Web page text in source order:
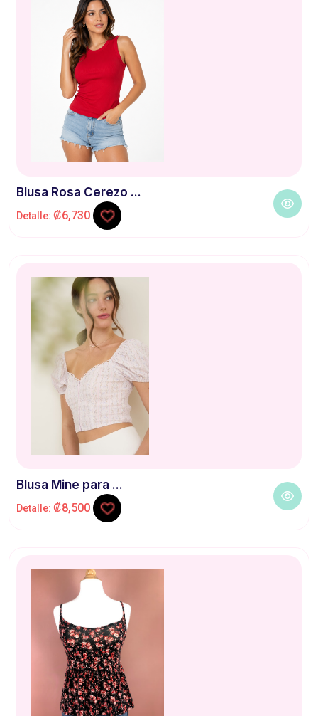
Blusa Rosa Cerezo ...
Detalle: ₡6,730
Blusa Mine para ...
Detalle: ₡8,500